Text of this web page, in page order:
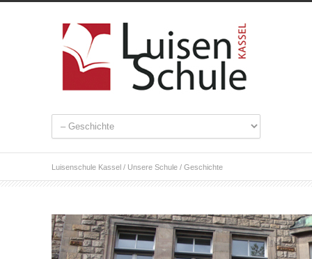
Luisenschule Kassel / Unsere Schule / Geschichte